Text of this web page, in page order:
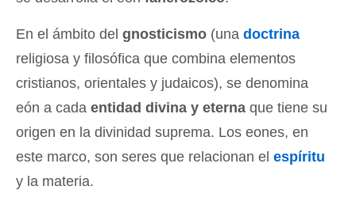
En el ámbito del gnosticismo (una doctrina
religiosa y filosófica que combina elementos
cristianos, orientales y judaicos), se denomina
eón a cada entidad divina y eterna que tiene su
origen en la divinidad suprema. Los eones, en
este marco, son seres que relacionan el espíritu
y la materia.